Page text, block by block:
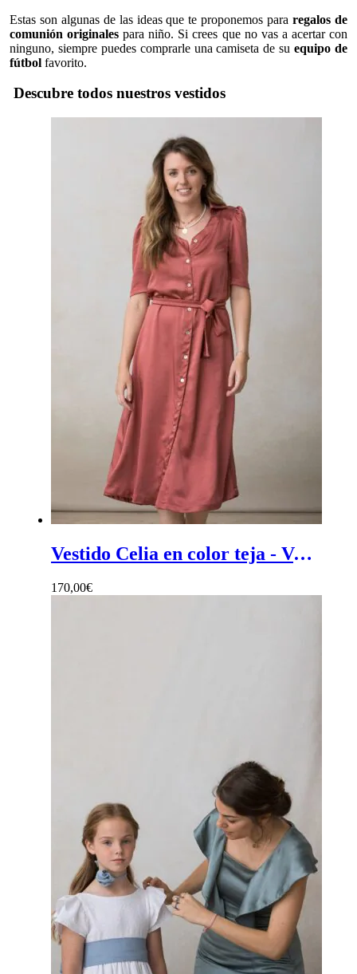
Estas son algunas de las ideas que te proponemos para regalos de
comunión originales para niño. Si crees que no vas a acertar con
ninguno, siempre puedes comprarle una camiseta de su equipo de
fútbol favorito.
Descubre todos nuestros vestidos
Vestido Celia en color teja - Vestido midi mujer color teja de estilo camisero de corte fluido
170,00€